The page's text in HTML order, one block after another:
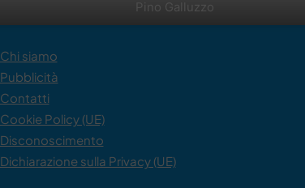
Pino Galluzzo
Chi siamo
Pubblicità
Contatti
Cookie Policy (UE)
Disconoscimento
Dichiarazione sulla Privacy (UE)